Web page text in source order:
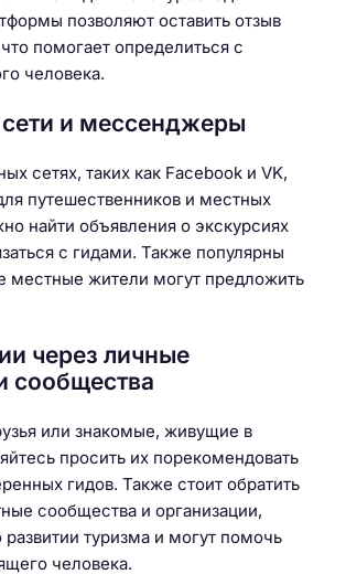
позволяют оставить отзыв
помогает определиться с
человека.
и мессенджеры
сетях, таких как Facebook и VK,
путешественников и местных
найти объявления о экскурсиях
с гидами. Также популярны
местные жители могут предложить
через личные
сообщества
или знакомые, живущие в
просить их порекомендовать
гидов. Также стоит обратить
сообщества и организации,
туризма и могут помочь
человека.